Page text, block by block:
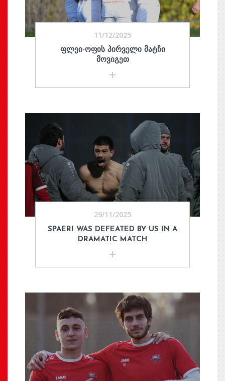
11/12/2025
ᲤᲚᲔᲘ-ᲝᲤᲘᲡ ᲞᲘᲠᲕᲔᲚᲘ ᲛᲐᲢᲩᲘ
ᲛᲝᲕᲘᲒᲔᲗ
29/11/2025
SPAERI WAS DEFEATED BY US IN A
DRAMATIC MATCH